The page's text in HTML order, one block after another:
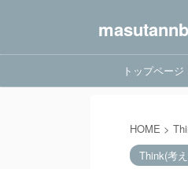
トップページ
HOME >
Think(考